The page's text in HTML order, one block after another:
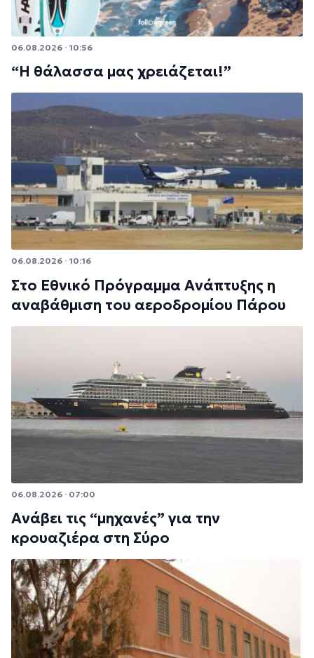
06.08.2026 · 10:56
“Η θάλασσα μας χρειάζεται!”
06.08.2026 · 10:16
Στο Εθνικό Πρόγραμμα Ανάπτυξης η
αναβάθμιση του αεροδρομίου Πάρου
06.08.2026 · 07:00
Ανάβει τις “μηχανές” για την
κρουαζιέρα στη Σύρο